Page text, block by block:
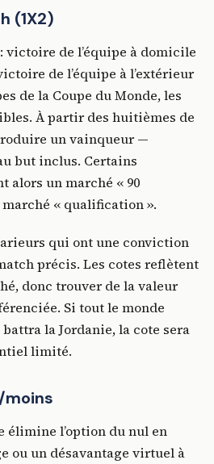
(1X2)
de l’équipe à domicile
de l’équipe à l’extérieur
de la Coupe du Monde, les
À partir des huitièmes de
un vainqueur —
but inclus. Certains
alors un marché « 90
« qualification ».
qui ont une conviction
précis. Les cotes reflètent
donc trouver de la valeur
Si tout le monde
la Jordanie, la cote sera
limité.
moins
élimine l’option du nul en
ou un désavantage virtuel à